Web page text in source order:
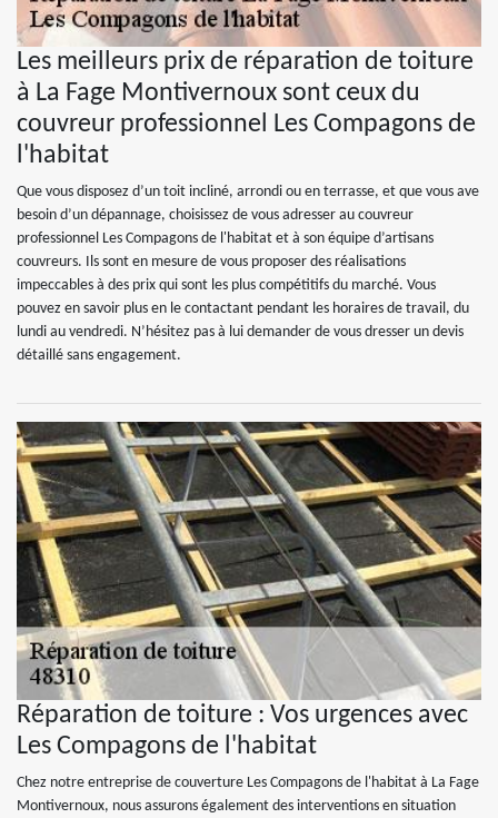
Les meilleurs prix de réparation de toiture
à La Fage Montivernoux sont ceux du
couvreur professionnel Les Compagons de
l'habitat
Que vous disposez d’un toit incliné, arrondi ou en terrasse, et que vous ave
besoin d’un dépannage, choisissez de vous adresser au couvreur
professionnel Les Compagons de l'habitat et à son équipe d’artisans
couvreurs. Ils sont en mesure de vous proposer des réalisations
impeccables à des prix qui sont les plus compétitifs du marché. Vous
pouvez en savoir plus en le contactant pendant les horaires de travail, du
lundi au vendredi. N’hésitez pas à lui demander de vous dresser un devis
détaillé sans engagement.
Réparation de toiture : Vos urgences avec
Les Compagons de l'habitat
Chez notre entreprise de couverture Les Compagons de l'habitat à La Fage
Montivernoux, nous assurons également des interventions en situation